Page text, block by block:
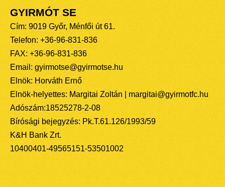
GYIRMÓT SE
Cím: 9019 Győr, Ménfői út 61.
Telefon: +36-96-831-836
FAX: +36-96-831-836
Email: gyirmotse@gyirmotse.hu
Elnök: Horváth Ernő
Elnök-helyettes: Margitai Zoltán | margitai@gyirmotfc.hu
Adószám:18525278-2-08
Bírósági bejegyzés: Pk.T.61.126/1993/59
K&H Bank Zrt.
10400401-49565151-53501002